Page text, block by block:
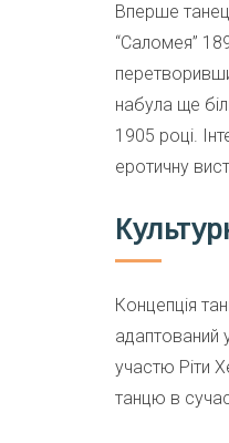
Вперше
“Саломея”
набула ще
1905 році.
еротичну
Концепція
адаптований
участю Ріти
танцю в